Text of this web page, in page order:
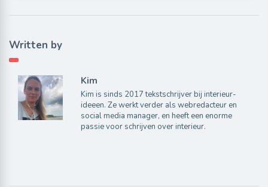
Written by
Kim
Kim is sinds 2017 tekstschrijver bij interieur-
ideeen. Ze werkt verder als webredacteur en
social media manager, en heeft een enorme
passie voor schrijven over interieur.